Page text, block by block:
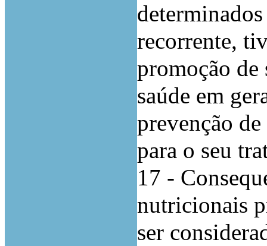
recorrente,
promoção de
saúde em
prevenção
para o seu
17 -
nutricionais
ser